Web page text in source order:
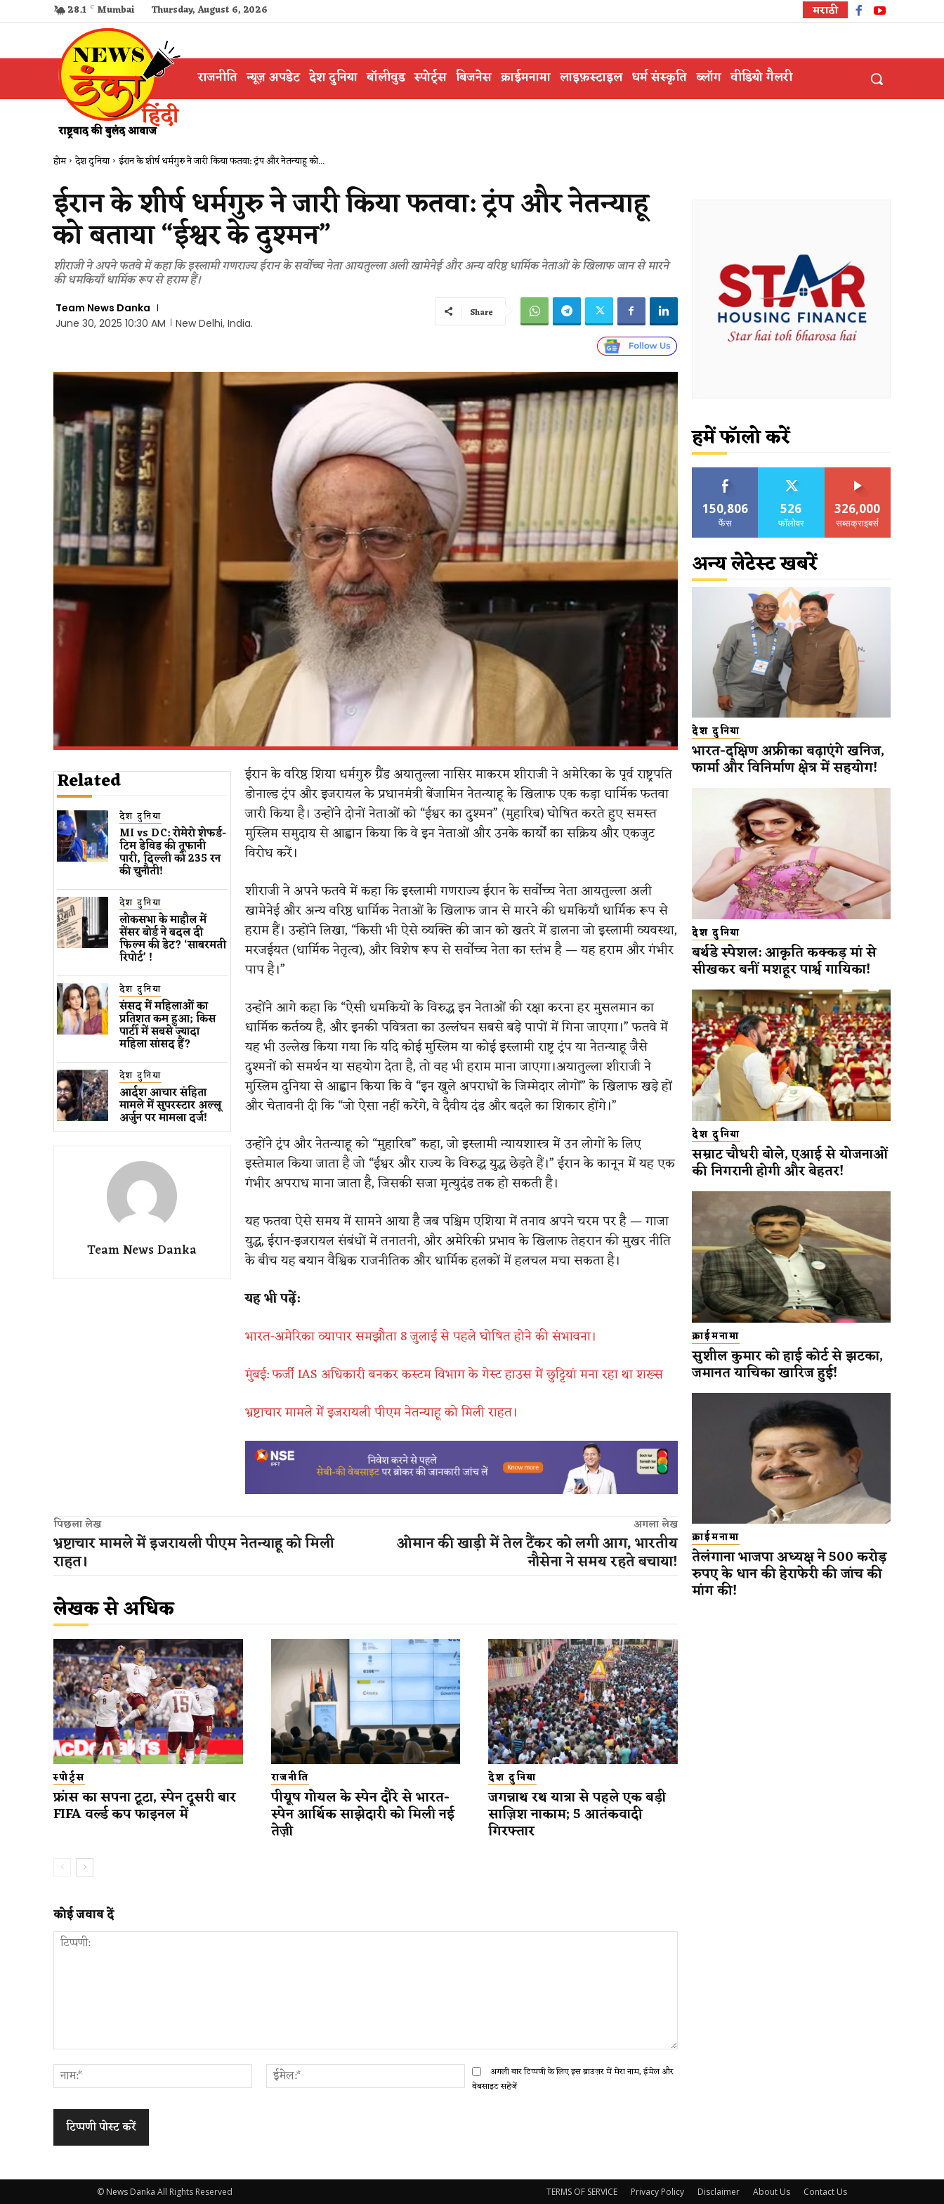
28.1 C Mumbai Thursday, August 6, 2026 मराठी
राजनीति न्यूज़ अपडेट देश दुनिया बॉलीवुड स्पोर्ट्स बिजनेस क्राईमनामा लाइफ़स्टाइल धर्म संस्कृति ब्लॉग वीडियो गैलरी
होम देश दुनिया ईरान के शीर्ष धर्मगुरु ने जारी किया फतवा: ट्रंप और नेतन्याहू को...
ईरान के शीर्ष धर्मगुरु ने जारी किया फतवा: ट्रंप और नेतन्याहू
को बताया “ईश्वर के दुश्मन”
शीराजी ने अपने फतवे में कहा कि इस्लामी गणराज्य ईरान के सर्वोच्च नेता आयतुल्ला अली खामेनेई और अन्य वरिष्ठ धार्मिक नेताओं के खिलाफ जान से मारने
की धमकियाँ धार्मिक रूप से हराम हैं।
Team News Danka
June 30, 2025 10:30 AM
New Delhi, India.
Share
Related
देश दुनिया
MI vs DC: रोमेरो शेफर्ड-
टिम डेविड की तूफानी
पारी, दिल्ली को 235 रन
की चुनौती!
देश दुनिया
लोकसभा के माहौल में
सेंसर बोर्ड ने बदल दी
फिल्म की डेट? ‘साबरमती
रिपोर्ट’ !
देश दुनिया
संसद में महिलाओं का
प्रतिशत कम ​हुआ​; किस
पार्टी में सबसे ज्यादा
महिला सांसद हैं?
देश दुनिया
आर्दश आचार संहिता
मामले में सुपरस्टार अल्लू
अर्जुन पर मामला दर्ज!
Team News Danka
ईरान के वरिष्ठ शिया धर्मगुरु ग्रैंड अयातुल्ला नासिर माकरम शीराजी ने अमेरिका के पूर्व राष्ट्रपति
डोनाल्ड ट्रंप और इजरायल के प्रधानमंत्री बेंजामिन नेतन्याहू के खिलाफ एक कड़ा धार्मिक फतवा
जारी किया है। उन्होंने दोनों नेताओं को “ईश्वर का दुश्मन” (मुहारिब) घोषित करते हुए समस्त
मुस्लिम समुदाय से आह्वान किया कि वे इन नेताओं और उनके कार्यों का सक्रिय और एकजुट
विरोध करें।
शीराजी ने अपने फतवे में कहा कि इस्लामी गणराज्य ईरान के सर्वोच्च नेता आयतुल्ला अली
खामेनेई और अन्य वरिष्ठ धार्मिक नेताओं के खिलाफ जान से मारने की धमकियाँ धार्मिक रूप से
हराम हैं। उन्होंने लिखा, “किसी भी ऐसे व्यक्ति की जान को खतरे में डालना जो इस्लामी व्यवस्था,
मरजईयत (धार्मिक नेतृत्व), और विशेष रूप से सर्वोच्च नेता का स्तंभ है — यह हराम और गंभीर
पाप है।”
उन्होंने आगे कहा कि “ऐसी धमकियों के विरुद्ध इन नेताओं की रक्षा करना हर मुसलमान का
धार्मिक कर्तव्य है, और इनकी पवित्रता का उल्लंघन सबसे बड़े पापों में गिना जाएगा।” फतवे में
यह भी उल्लेख किया गया कि यदि कोई मुस्लिम या कोई इस्लामी राष्ट्र ट्रंप या नेतन्याहू जैसे
दुश्मनों को समर्थन या सहयोग देता है, तो वह भी हराम माना जाएगा।अयातुल्ला शीराजी ने
मुस्लिम दुनिया से आह्वान किया कि वे “इन खुले अपराधों के जिम्मेदार लोगों” के खिलाफ खड़े हों
और चेतावनी दी कि “जो ऐसा नहीं करेंगे, वे दैवीय दंड और बदले का शिकार होंगे।”
उन्होंने ट्रंप और नेतन्याहू को “मुहारिब” कहा, जो इस्लामी न्यायशास्त्र में उन लोगों के लिए
इस्तेमाल किया जाता है जो “ईश्वर और राज्य के विरुद्ध युद्ध छेड़ते हैं।” ईरान के कानून में यह एक
गंभीर अपराध माना जाता है, जिसकी सजा मृत्युदंड तक हो सकती है।
यह फतवा ऐसे समय में सामने आया है जब पश्चिम एशिया में तनाव अपने चरम पर है — गाजा
युद्ध, ईरान-इजरायल संबंधों में तनातनी, और अमेरिकी प्रभाव के खिलाफ तेहरान की मुखर नीति
के बीच यह बयान वैश्विक राजनीतिक और धार्मिक हलकों में हलचल मचा सकता है।
यह भी पढ़ें:
भारत-अमेरिका व्यापार समझौता 8 जुलाई से पहले घोषित होने की संभावना।
मुंबई: फर्जी IAS अधिकारी बनकर कस्टम विभाग के गेस्ट हाउस में छुट्टियां मना रहा था शख्स
भ्रष्टाचार मामले में इजरायली पीएम नेतन्याहू को मिली राहत।
पिछला लेख
भ्रष्टाचार मामले में इजरायली पीएम नेतन्याहू को मिली
राहत।
अगला लेख
ओमान की खाड़ी में तेल टैंकर को लगी आग, भारतीय
नौसेना ने समय रहते बचाया!
लेखक से अधिक
स्पोर्ट्स
फ्रांस का सपना टूटा, स्पेन दूसरी बार
FIFA वर्ल्ड कप फाइनल में
राजनीति
पीयूष गोयल के स्पेन दौरे से भारत-
स्पेन आर्थिक साझेदारी को मिली नई
तेज़ी
देश दुनिया
जगन्नाथ रथ यात्रा से पहले एक बड़ी
साज़िश नाकाम; 5 आतंकवादी
गिरफ्तार
कोई जवाब दें
नाम:*
ईमेल:*अगली बार टिप्पणी के लिए इस ब्राउज़र में मेरा नाम, ईमेल और
वेबसाइट सहेजें
हमें फॉलो करें
150,806
फैंस
526
फॉलोवर
326,000
सब्सक्राइबर्स
अन्य लेटेस्ट खबरें
देश दुनिया
भारत-दक्षिण अफ्रीका बढ़ाएंगे खनिज,
फार्मा और विनिर्माण क्षेत्र में सहयोग!
देश दुनिया
बर्थडे स्पेशल: आकृति कक्कड़ मां से
सीखकर बनीं मशहूर पार्श्व गायिका!
देश दुनिया
सम्राट चौधरी बोले, एआई से योजनाओं
की निगरानी होगी और बेहतर!
क्राईमनामा
सुशील कुमार को हाई कोर्ट से झटका,
जमानत याचिका खारिज हुई!
क्राईमनामा
तेलंगाना भाजपा अध्यक्ष ने 500 करोड़
रुपए के धान की हेराफेरी की जांच की
मांग की!
TERMS OF SERVICE Privacy Policy Disclaimer About Us Contact Us
© News Danka All Rights Reserved